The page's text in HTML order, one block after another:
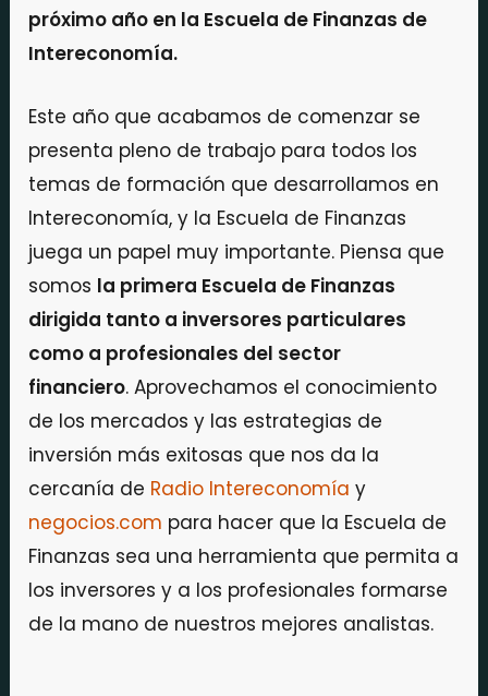
próximo año en la Escuela de Finanzas de
Intereconomía.
Este año que acabamos de comenzar se
presenta pleno de trabajo para todos los
temas de formación que desarrollamos en
Intereconomía, y la Escuela de Finanzas
juega un papel muy importante. Piensa que
somos la primera Escuela de Finanzas
dirigida tanto a inversores particulares
como a profesionales del sector
financiero. Aprovechamos el conocimiento
de los mercados y las estrategias de
inversión más exitosas que nos da la
cercanía de Radio Intereconomía y
negocios.com para hacer que la Escuela de
Finanzas sea una herramienta que permita a
los inversores y a los profesionales formarse
de la mano de nuestros mejores analistas.